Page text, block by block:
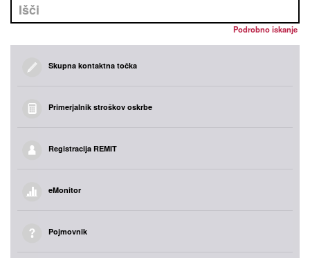
Podrobno iskanje
Skupna kontaktna točka
Primerjalnik stroškov oskrbe
Registracija REMIT
eMonitor
Pojmovnik